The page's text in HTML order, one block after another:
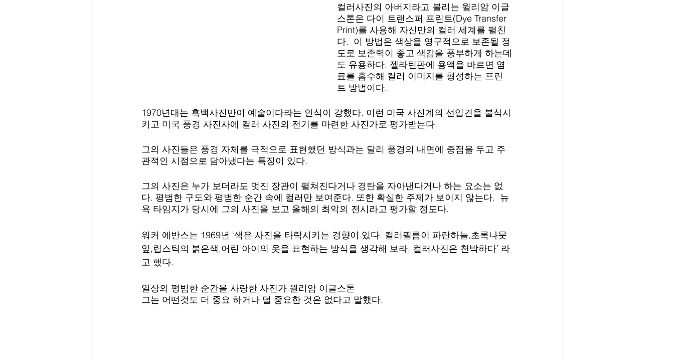
컬러사진의 아버지라고 불리는 윌리암 이글
스톤은 다이 트랜스퍼 프린트(Dye Transfer
Print)를 사용해 자신만의 컬러 세계를 펼친
다.  이 방법은 색상을 영구적으로 보존될 정
도로 보존력이 좋고 색감을 풍부하게 하는데
도 유용하다. 젤라틴판에 용액을 바르면 염
료를 흡수해 컬러 이미지를 형성하는 프린
트 방법이다.
1970년대는 흑백사진만이 예술이다라는 인식이 강했다. 이런 미국 사진계의 선입견을 불식시
키고 미국 풍경 사진사에 컬러 사진의 전기를 마련한 사진가로 평가받는다.
그의 사진들은 풍경 자체를 극적으로 표현했던 방식과는 달리 풍경의 내면에 중점을 두고 주
관적인 시점으로 담아냈다는 특징이 있다.
그의 사진은 누가 보더라도 멋진 장관이 펼쳐진다거나 경탄을 자아낸다거나 하는 요소는 없
다. 평범한 구도와 평범한 순간 속에 컬러만 보여준다. 또한 확실한 주제가 보이지 않는다.  뉴
욕 타임지가 당시에 그의 사진을 보고 올해의 최악의 전시라고 평가할 정도다.
워커 에반스는 1969년 ‘색은 사진을 타락시키는 경향이 있다. 컬러필름이 파란하늘,초록나뭇
잎,립스틱의 붉은색,어린 아이의 옷을 표현하는 방식을 생각해 보라. 컬러사진은 천박하다’ 라
고 했다.
일상의 평범한 순간을 사랑한 사진가.월리암 이글스톤
그는 어떤것도 더 중요 하거나 덜 중요한 것은 없다고 말했다.